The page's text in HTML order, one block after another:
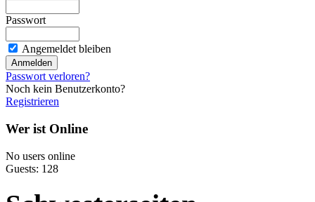
Passwort
Angemeldet bleiben
Passwort verloren?
Noch kein Benutzerkonto?
Registrieren
Wer ist Online
No users online
Guests: 128